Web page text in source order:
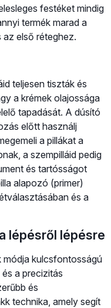
festéket mindig
termék marad a
első réteghez.
teljesen tiszták és
a krémek olajossága
tapadását. A dúsító
előtt használj
a pillákat a
a szempilláid pedig
és tartósságot
alapozó (primer)
és a
lépésről lépésre
módja kulcsfontosságú
a precizitás
és
technika, amely segít